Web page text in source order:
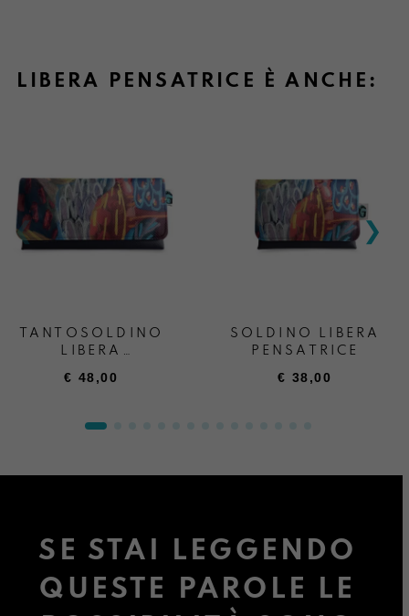
LIBERA PENSATRICE È ANCHE:
TANTOSOLDINO
LIBERA
€ 48,00
SOLDINO LIBERA
PENSATRICE
€ 38,00
SE STAI LEGGENDO
QUESTE PAROLE LE